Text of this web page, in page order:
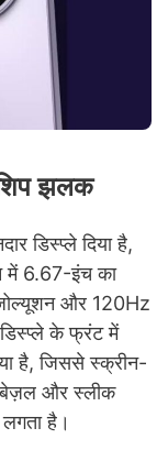
झलक
डिस्प्ले दिया है,
में 6.67-इंच का
और 120Hz
के फ्रंट में
है, जिससे स्क्रीन-
बेज़ल और स्लीक
है।